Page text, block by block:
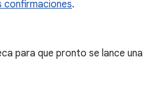
confirmaciones.
para que pronto se lance una